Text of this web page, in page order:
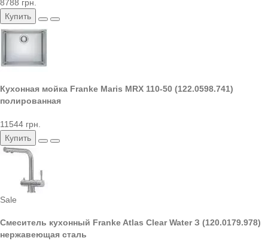
8788 грн.
Купить
Кухонная мойка Franke Maris MRX 110-50 (122.0598.741)
полированная
11544 грн.
Купить
Sale
Смеситель кухонный Franke Atlas Clear Water З (120.0179.978)
нержавеющая сталь